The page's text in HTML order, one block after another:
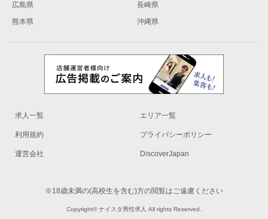
広島県
長崎県
熊本県
沖縄県
求人一覧 エリア一覧
利用規約 プライバシーポリシー
運営会社 DiscoverJapan
※18歳未満の(高校生を含む)方の閲覧はご遠慮ください
Copyright© ナイスタ男性求人 All rights Reserved.